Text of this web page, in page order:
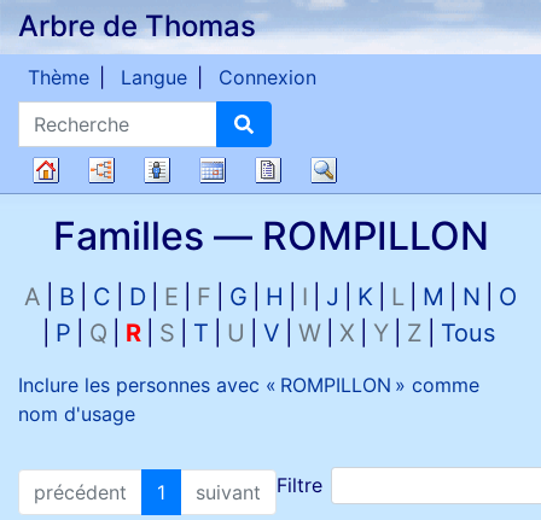
Passer au contenu
Arbre de Thomas
Recherche
Thème Langue Connexion
généalogique
Diagrammes
Listes CalendrierRapports
Familles — ROMPILLON
A B C D E F G H I J K L M N
O
P
Q R S T U V W X Y Z Tous
Inclure les personnes avec « ROMPILLON » comme
nom d'usage
précédent 1 suivant Filtre